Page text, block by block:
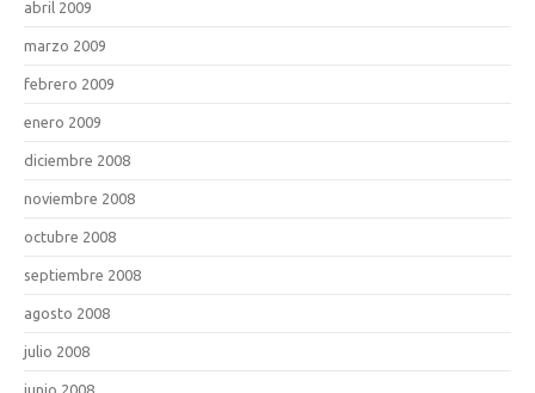
abril 2009
marzo 2009
febrero 2009
enero 2009
diciembre 2008
noviembre 2008
octubre 2008
septiembre 2008
agosto 2008
julio 2008
junio 2008